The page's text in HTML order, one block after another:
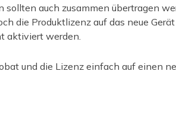
auch zusammen übertragen
die Produktlizenz auf das neue
aktiviert werden.
und die Lizenz einfach auf einen